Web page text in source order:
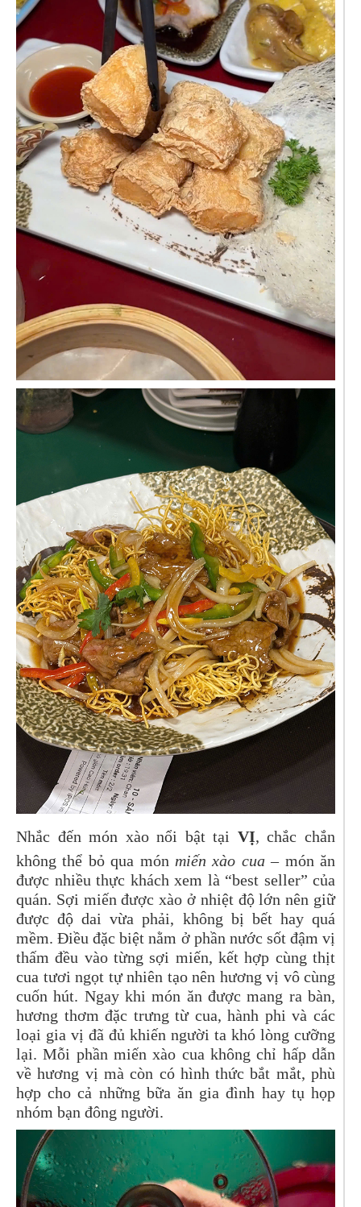
Nhắc đến món xào nổi bật tại VỊ, chắc chắn
không thể bỏ qua món miến xào cua– món ăn
được nhiều thực khách xem là “best seller” của
quán. Sợi miến được xào ở nhiệt độ lớn nên giữ
được độ dai vừa phải, không bị bết hay quá
mềm. Điều đặc biệt nằm ở phần nước sốt đậm vị
thấm đều vào từng sợi miến, kết hợp cùng thịt
cua tươi ngọt tự nhiên tạo nên hương vị vô cùng
cuốn hút. Ngay khi món ăn được mang ra bàn,
hương thơm đặc trưng từ cua, hành phi và các
loại gia vị đã đủ khiến người ta khó lòng cưỡng
lại. Mỗi phần miến xào cua không chỉ hấp dẫn
về hương vị mà còn có hình thức bắt mắt, phù
hợp cho cả những bữa ăn gia đình hay tụ họp
nhóm bạn đông người.